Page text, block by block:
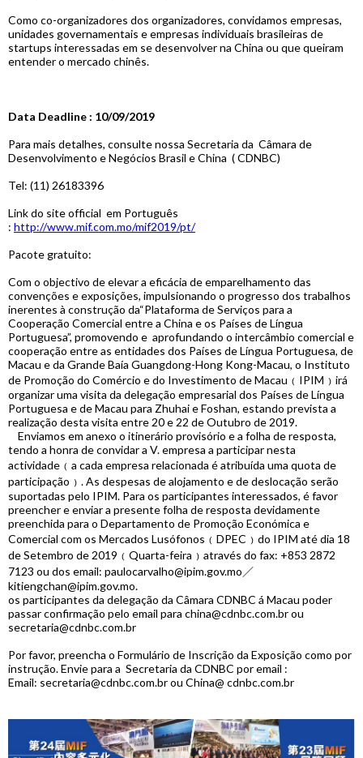
Como co-organizadores dos organizadores, convidamos empresas,
unidades governamentais e empresas individuais brasileiras de
startups interessadas em se desenvolver na China ou que queiram
entender o mercado chinês.
Data Deadline : 10/09/2019
Para mais detalhes, consulte nossa Secretaria da Câmara de
Desenvolvimento e Negócios Brasil e China ( CDNBC)
Tel: (11) 26183396
Link do site official em Português
: http://www.mif.com.mo/mif2019/pt/
Pacote gratuito:
Com o objectivo de elevar a eficácia de emparelhamento das
convenções e exposições, impulsionando o progresso dos trabalhos
inerentes à construção da“Plataforma de Serviços para a
Cooperação Comercial entre a China e os Países de Língua
Portuguesa”, promovendo e aprofundando o intercâmbio comercial e
cooperação entre as entidades dos Países de Língua Portuguesa, de
Macau e da Grande Baía Guangdong-Hong Kong-Macau, o Instituto
de Promoção do Comércio e do Investimento de Macau﹙IPIM﹚irá
organizar uma visita da delegação empresarial dos Países de Língua
Portuguesa e de Macau para Zhuhai e Foshan, estando prevista a
realização desta visita entre 20 e 22 de Outubro de 2019.
Enviamos em anexo o itinerário provisório e a folha de resposta,
tendo a honra de convidar a V. empresa a participar nesta
actividade﹙a cada empresa relacionada é atribuída uma quota de
participação﹚. As despesas de alojamento e de deslocação serão
suportadas pelo IPIM. Para os participantes interessados, é favor
preencher e enviar a presente folha de resposta devidamente
preenchida para o Departamento de Promoção Económica e
Comercial com os Mercados Lusófonos﹙DPEC﹚do IPIM até dia 18
de Setembro de 2019﹙Quarta-feira﹚através do fax: +853 2872
7123 ou dos email: paulocarvalho@ipim.gov.mo／
kitiengchan@ipim.gov.mo.
os participantes da delegação da Câmara CDNBC á Macau poder
passar confirmação pelo email para china@cdnbc.com.br ou
secretaria@cdnbc.com.br
Por favor, preencha o Formulário de Inscrição da Exposição como por
instrução. Envie para a Secretaria da CDNBC por email :
Email: secretaria@cdnbc.com.br ou China@ cdnbc.com.br